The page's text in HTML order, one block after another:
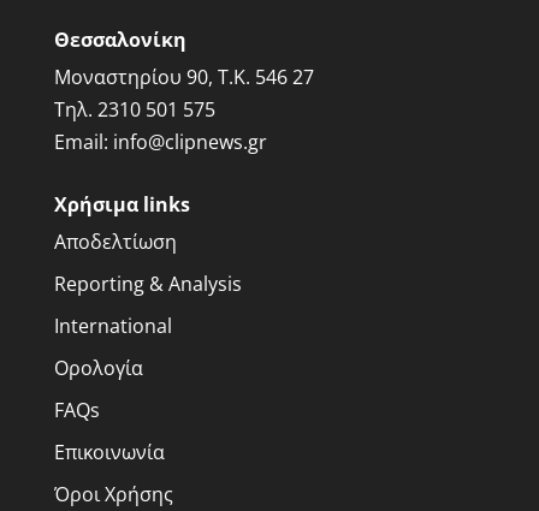
Θεσσαλονίκη
Μοναστηρίου 90, Τ.Κ. 546 27
Τηλ. 2310 501 575
Email: info@clipnews.gr
Χρήσιμα links
Αποδελτίωση
Reporting & Analysis
International
Ορολογία
FAQs
Επικοινωνία
Όροι Χρήσης